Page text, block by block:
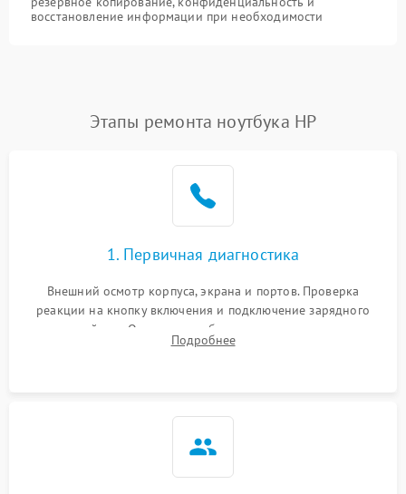
восстановление информации при необходимости
Этапы ремонта ноутбука HP
1. Первичная диагностика
Внешний осмотр корпуса, экрана и портов. Проверка
реакции на кнопку включения и подключение зарядного
устройства. Оценка потребления тока с помощью
лабораторного блока питания для локализации проблемы.
Подробнее